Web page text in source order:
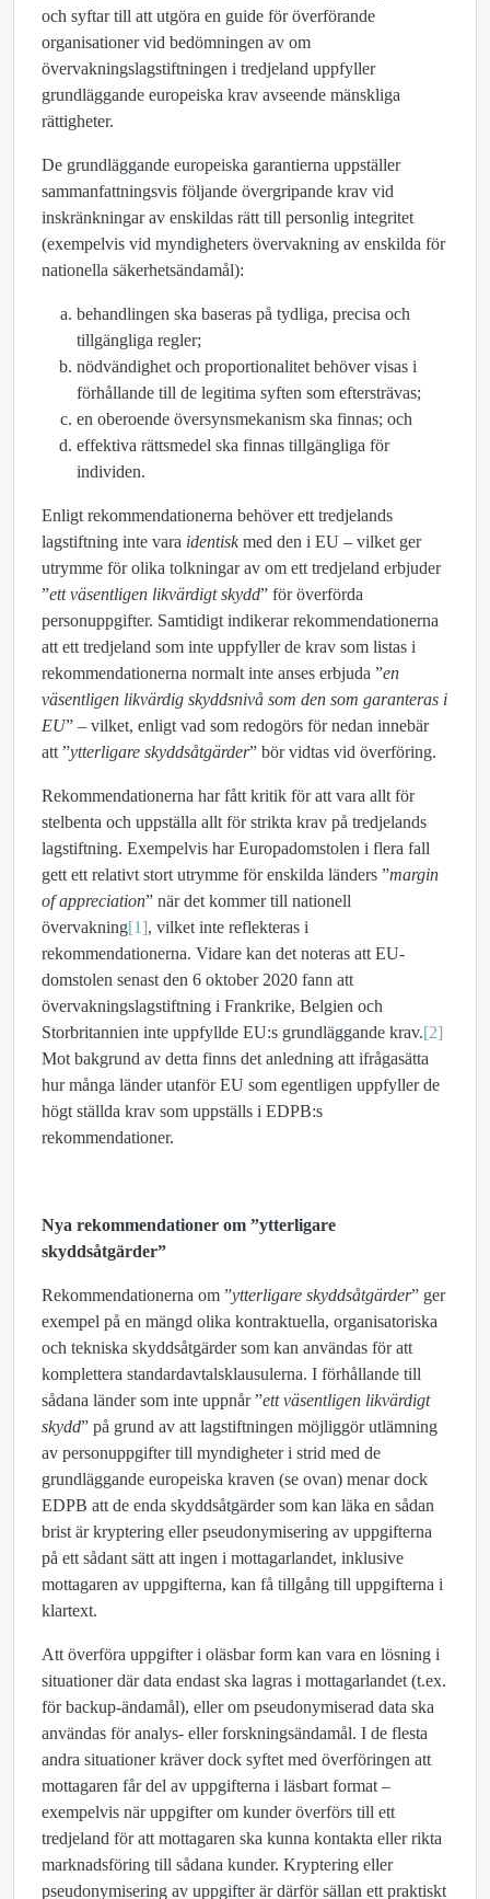
och syftar till att utgöra en guide för överförande
organisationer vid bedömningen av om
övervakningslagstiftningen i tredjeland uppfyller
grundläggande europeiska krav avseende mänskliga
rättigheter.
De grundläggande europeiska garantierna uppställer
sammanfattningsvis följande övergripande krav vid
inskränkningar av enskildas rätt till personlig integritet
(exempelvis vid myndigheters övervakning av enskilda för
nationella säkerhetsändamål):
behandlingen ska baseras på tydliga, precisa och
tillgängliga regler;
nödvändighet och proportionalitet behöver visas i
förhållande till de legitima syften som eftersträvas;
en oberoende översynsmekanism ska finnas; och
effektiva rättsmedel ska finnas tillgängliga för
individen.
Enligt rekommendationerna behöver ett tredjelands
lagstiftning inte vara identiskmed den i EU – vilket ger
utrymme för olika tolkningar av om ett tredjeland erbjuder
”ett väsentligen likvärdigt skydd” för överförda
personuppgifter. Samtidigt indikerar rekommendationerna
att ett tredjeland som inte uppfyller de krav som listas i
rekommendationerna normalt inte anses erbjuda ”en
väsentligen likvärdig skyddsnivå som den som garanteras i
EU” – vilket, enligt vad som redogörs för nedan innebär
att ”ytterligare skyddsåtgärder” bör vidtas vid överföring.
Rekommendationerna har fått kritik för att vara allt för
stelbenta och uppställa allt för strikta krav på tredjelands
lagstiftning. Exempelvis har Europadomstolen i flera fall
gett ett relativt stort utrymme för enskilda länders ”margin
of appreciation” när det kommer till nationell
övervakning[1], vilket inte reflekteras i
rekommendationerna. Vidare kan det noteras att EU-
domstolen senast den 6 oktober 2020 fann att
övervakningslagstiftning i Frankrike, Belgien och
Storbritannien inte uppfyllde EU:s grundläggande krav.[2]
Mot bakgrund av detta finns det anledning att ifrågasätta
hur många länder utanför EU som egentligen uppfyller de
högt ställda krav som uppställs i EDPB:s
rekommendationer.
Nya rekommendationer om ”ytterligare
skyddsåtgärder”
Rekommendationerna om ”ytterligare skyddsåtgärder” ger
exempel på en mängd olika kontraktuella, organisatoriska
och tekniska skyddsåtgärder som kan användas för att
komplettera standardavtalsklausulerna. I förhållande till
sådana länder som inte uppnår ”ett väsentligen likvärdigt
skydd” på grund av att lagstiftningen möjliggör utlämning
av personuppgifter till myndigheter i strid med de
grundläggande europeiska kraven (se ovan) menar dock
EDPB att de enda skyddsåtgärder som kan läka en sådan
brist är kryptering eller pseudonymisering av uppgifterna
på ett sådant sätt att ingen i mottagarlandet, inklusive
mottagaren av uppgifterna, kan få tillgång till uppgifterna i
klartext.
Att överföra uppgifter i oläsbar form kan vara en lösning i
situationer där data endast ska lagras i mottagarlandet (t.ex.
för backup-ändamål), eller om pseudonymiserad data ska
användas för analys- eller forskningsändamål. I de flesta
andra situationer kräver dock syftet med överföringen att
mottagaren får del av uppgifterna i läsbart format –
exempelvis när uppgifter om kunder överförs till ett
tredjeland för att mottagaren ska kunna kontakta eller rikta
marknadsföring till sådana kunder. Kryptering eller
pseudonymisering av uppgifter är därför sällan ett praktiskt